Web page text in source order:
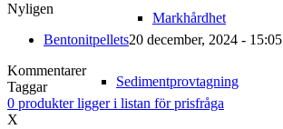
Markhårdhet
Sedimentprovtagning
Nyligen
Bentonitpellets20 december, 2024 - 15:05
Kommentarer
Taggar
0 produkterligger i listan för prisfråga
X